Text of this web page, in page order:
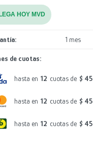
HOY MVD
1 mes
de cuotas:
hasta en 12 cuotas de $ 45
hasta en 12 cuotas de $ 45
hasta en 12 cuotas de $ 45